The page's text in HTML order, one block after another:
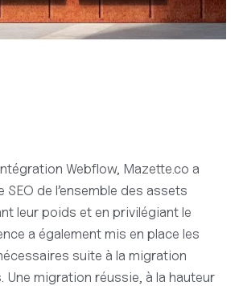
Webflow, Mazette.co a
SEO de l’ensemble des assets
leur poids et en privilégiant le
a également mis en place les
suite à la migration
Une migration réussie, à la hauteur